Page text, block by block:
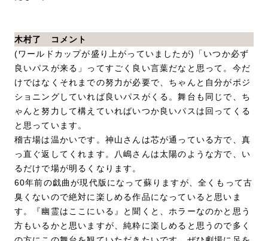
木村了 コメント
(ワールドカップが盛り上がっていましたが)「いつか必ず
良いパスが来る」ってすごく良い言葉だなと思って。今だ
けではなくそれまでの努力が必要で、ちゃんと自分がポジ
ショニングしていれば良いパスがくる。舞台も同じで、ち
ゃんと努力して構えていればいつか良いパスは回ってくる
と思っています。
稽古場は温かいです。神山さんは芯が通っている方で、真
っ直ぐ返してくれます。八嶋さんは太陽のような方で、い
るだけで場が明るくなります。
60年前の戯曲が現代版になって蘇りますが、全くもって古
臭くないので絶対に楽しめる作品になっていると思いま
す。『幽霊はここにいる』と聞くと、ホラーなのかと思う
方もいるかと思いますが、純粋に楽しめると思うので多く